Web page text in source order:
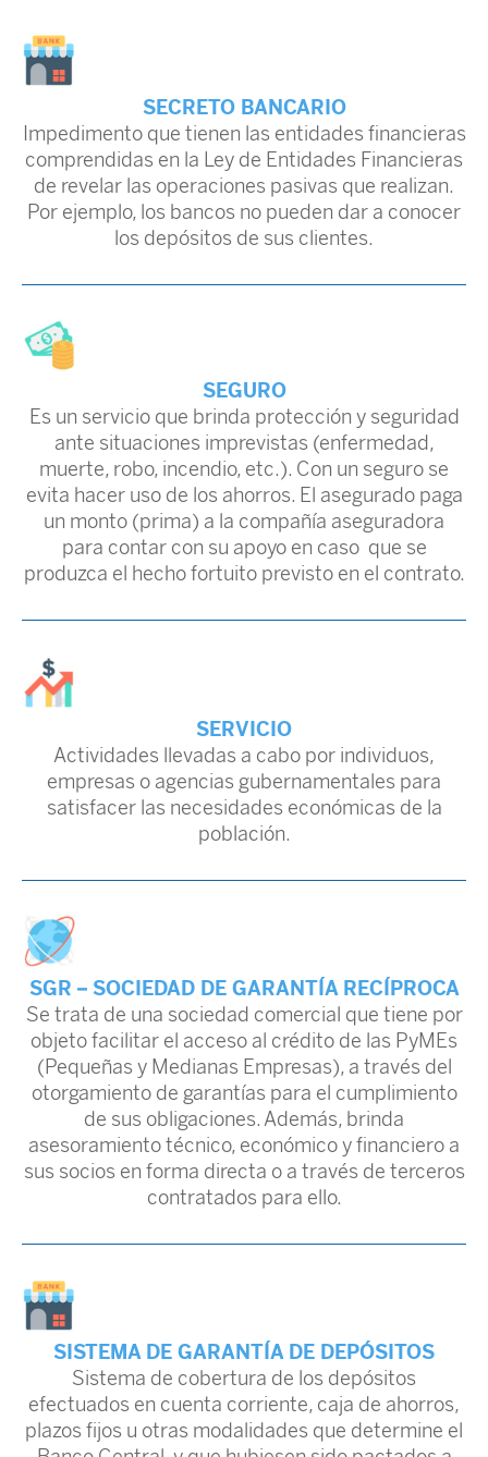
SECRETO BANCARIO
Impedimento que tienen las entidades financieras
comprendidas en la Ley de Entidades Financieras
de revelar las operaciones pasivas que realizan.
Por ejemplo, los bancos no pueden dar a conocer
los depósitos de sus clientes.
SEGURO
Es un servicio que brinda protección y seguridad
ante situaciones imprevistas (enfermedad,
muerte, robo, incendio, etc.). Con un seguro se
evita hacer uso de los ahorros. El asegurado paga
un monto (prima) a la compañía aseguradora
para contar con su apoyo en caso que se
produzca el hecho fortuito previsto en el contrato.
SERVICIO
Actividades llevadas a cabo por individuos,
empresas o agencias gubernamentales para
satisfacer las necesidades económicas de la
población.
SGR – SOCIEDAD DE GARANTÍA RECÍPROCA
Se trata de una sociedad comercial que tiene por
objeto facilitar el acceso al crédito de las PyMEs
(Pequeñas y Medianas Empresas), a través del
otorgamiento de garantías para el cumplimiento
de sus obligaciones. Además, brinda
asesoramiento técnico, económico y financiero a
sus socios en forma directa o a través de terceros
contratados para ello.
SISTEMA DE GARANTÍA DE DEPÓSITOS
Sistema de cobertura de los depósitos
efectuados en cuenta corriente, caja de ahorros,
plazos fijos u otras modalidades que determine el